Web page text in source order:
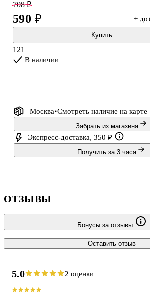
708 ₽
590 ₽ + до
Купить
121
В наличии
Москва Смотреть наличие на карте
Забрать из магазина
Экспресс-доставка, 350 ₽
Получить за 3 часа
ОТЗЫВЫ
Бонусы за отзывы
Оставить отзыв
5.0 2 оценки